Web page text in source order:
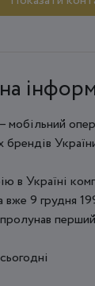
мобільний
брендів
в Україні
вже 9 грудня